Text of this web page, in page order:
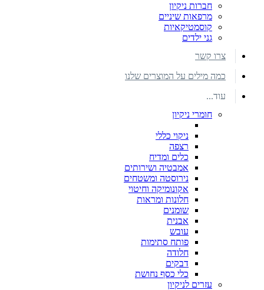
חברות ניקיון
מרפאות שיניים
קוסמטיקאיות
גני ילדים
צרו קשר
כמה מילים על המוצרים שלנו
עוד...
חומרי ניקיון
ניקוי כללי
רצפה
כלים ומדיח
אמבטיה ושירותים
נירוסטה ומשטחים
אקונומיקה וחיטוי
חלונות ומראות
שומנים
אבנית
עובש
פותח סתימות
חלודה
דבקים
כלי כסף נחושת
עזרים לניקיון